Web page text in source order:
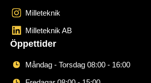
Milleteknik
Milleteknik AB
Öppettider
Måndag - Torsdag 08:00 - 16:00